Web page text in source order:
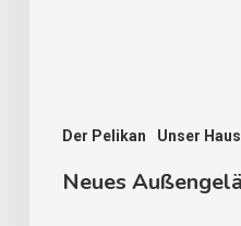
Der Pelikan Unser Haus
Neues